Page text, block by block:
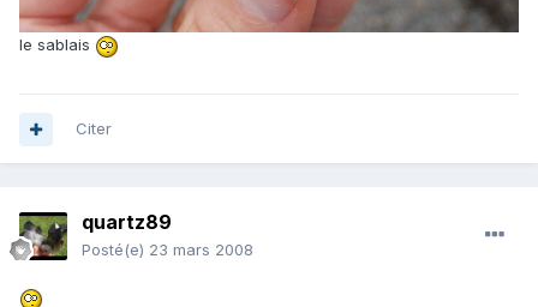
le sablais
Citer
quartz89
Posté(e) 23 mars 2008